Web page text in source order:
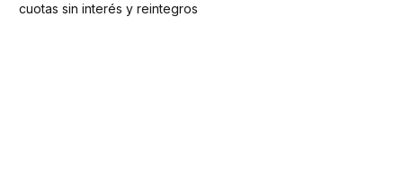
cuotas sin interés y reintegros